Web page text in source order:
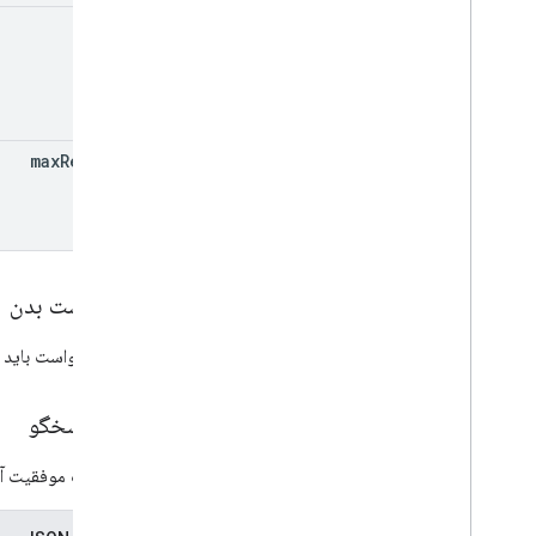
maxResults
درخواست بدن
بدنه درخواست
بدن پاسخگو
در صورت موفقیت